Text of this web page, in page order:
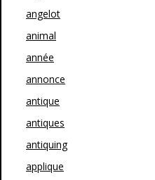
angelot
animal
année
annonce
antique
antiques
antiquing
applique